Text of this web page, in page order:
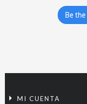
Be
MI CUENTA